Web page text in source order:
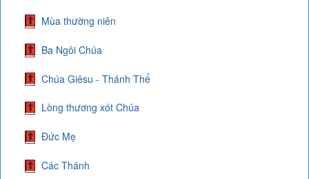
Mùa thường niên
Ba Ngôi Chúa
Chúa Giêsu - Thánh Thể
Lòng thương xót Chúa
Đức Mẹ
Các Thánh